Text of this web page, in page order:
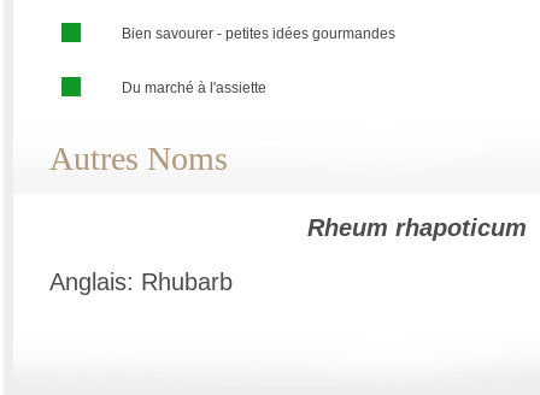
Bien savourer - petites idées gourmandes
Du marché à l'assiette
Autres Noms
Rheum rhapoticum
Anglais: Rhubarb